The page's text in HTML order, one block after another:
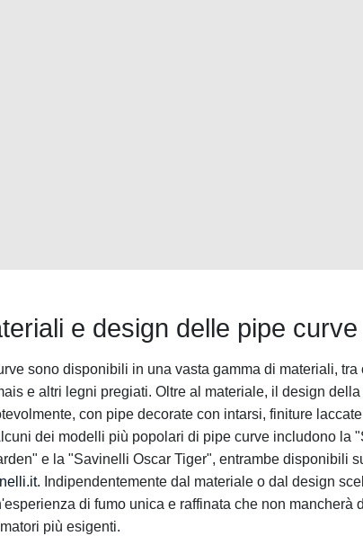
e design delle pipe curve
sono disponibili in una vasta gamma di materiali, tra
e altri legni pregiati. Oltre al materiale, il design
con pipe decorate con intarsi, finiture
dei modelli più popolari di pipe curve includono la
e la "Savinelli Oscar Tiger", entrambe disponibili
. Indipendentemente dal materiale o dal design
di fumo unica e raffinata che non mancherà
più esigenti.